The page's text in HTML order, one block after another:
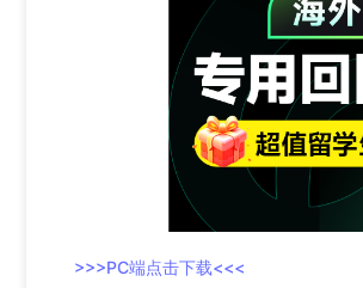
>>>PC端点击下载<<<